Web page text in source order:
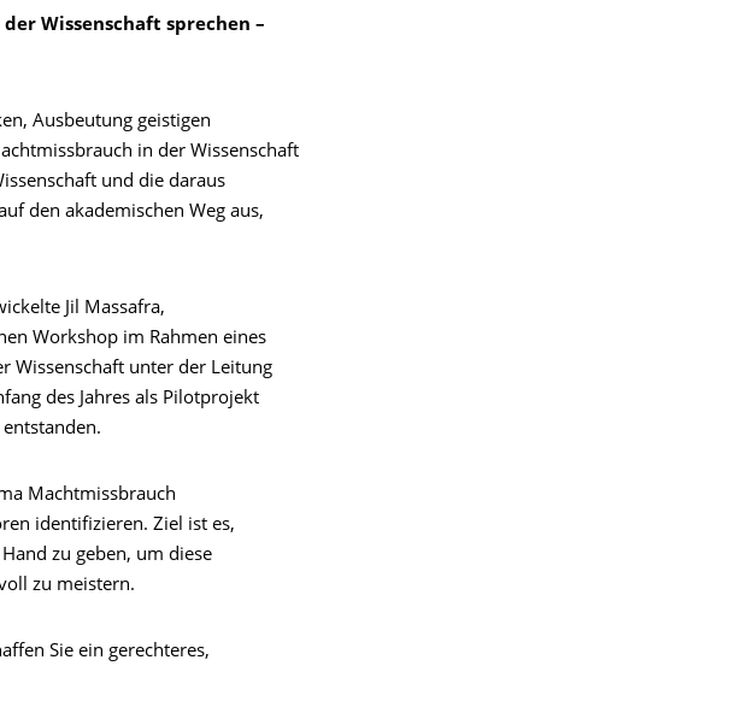
Wissenschaft sprechen –
Ausbeutung geistigen
in der Wissenschaft
und die daraus
den akademischen Weg aus,
Jil Massafra,
Workshop im Rahmen eines
Wissenschaft unter der Leitung
des Jahres als Pilotprojekt
Machtmissbrauch
identifizieren. Ziel ist es,
zu geben, um diese
zu meistern.
Sie ein gerechteres,